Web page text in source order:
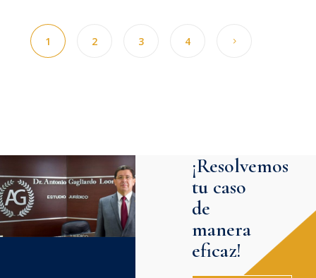
1 2 3 4
¡Resolvemos
tu caso
de
manera
eficaz!